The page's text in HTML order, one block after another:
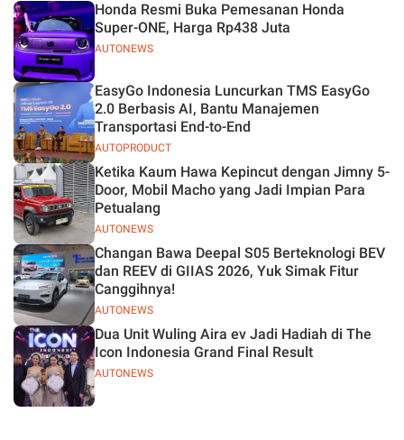
AUTONEWS
Honda Resmi Buka Pemesanan Honda
Super-ONE, Harga Rp438 Juta
AUTOPRODUCT
EasyGo Indonesia Luncurkan TMS EasyGo
2.0 Berbasis AI, Bantu Manajemen
Transportasi End-to-End
AUTONEWS
Ketika Kaum Hawa Kepincut dengan Jimny 5-
Door, Mobil Macho yang Jadi Impian Para
Petualang
AUTONEWS
Changan Bawa Deepal S05 Berteknologi BEV
dan REEV di GIIAS 2026, Yuk Simak Fitur
Canggihnya!
AUTONEWS
Dua Unit Wuling Aira ev Jadi Hadiah di The
Icon Indonesia Grand Final Result